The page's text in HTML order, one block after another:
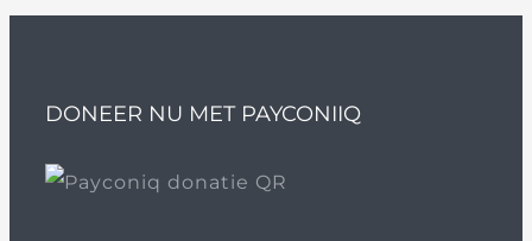
DONEER NU MET PAYCONIIQ